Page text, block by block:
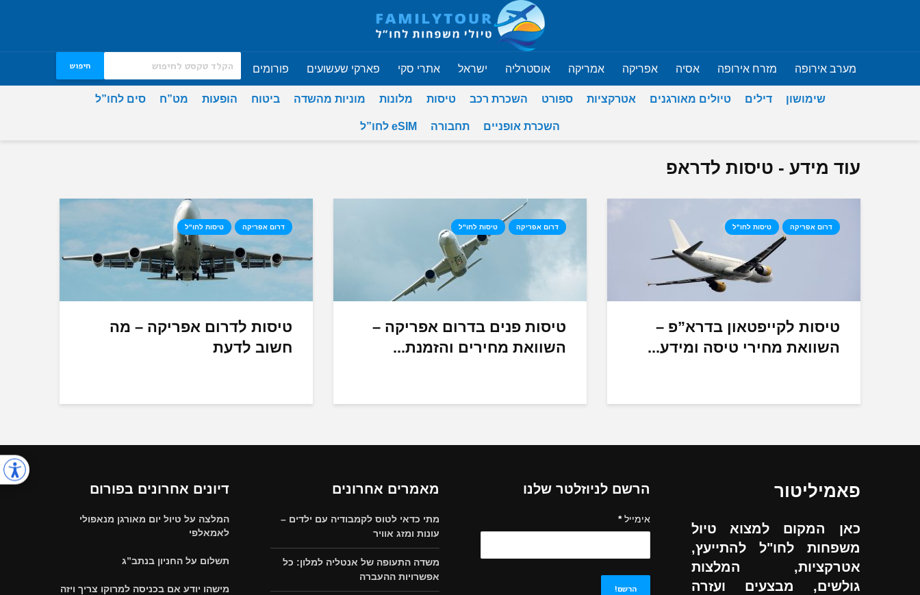
מערב אירופה מזרח אירופה אסיה אפריקה אמריקה אוסטרליה ישראל אתרי סקי פארקי שעשועים פורומים חיפוש
שימושון דילים טיולים מאורגנים אטרקציות ספורט השכרת רכב טיסות מלונות מוניות מהשדה ביטוח הופעות מט”ח סים לחו”ל
השכרת אופניים תחבורה eSIM לחו”ל
עוד מידע - טיסות לדראפ
דרום אפריקה טיסות לחו"ל
טיסות לקייפטאון בדרא”פ –
השוואת מחירי טיסה ומידע...
דרום אפריקה טיסות לחו"ל
טיסות פנים בדרום אפריקה –
השוואת מחירים והזמנת...
דרום אפריקה טיסות לחו"ל
טיסות לדרום אפריקה – מה
חשוב לדעת
פאמיליטור
כאן המקום למצוא טיול
משפחות לחו"ל להתייעץ,
אטרקציות, המלצות
גולשים, מבצעים ועזרה
הרשם לניוזלטר שלנו
אימייל*
מאמרים אחרונים
מתי כדאי לטוס לקמבודיה עם ילדים –
עונות ומזג אוויר
משדה התעופה של אנטליה למלון: כל
אפשרויות ההעברה
דיונים אחרונים בפורום
המלצה על טיול יום מאורגן מנאפולי
לאמאלפי
תשלום על החניון בנתב”ג
מישהו יודע אם בכניסה למרוקו צריך ויזה